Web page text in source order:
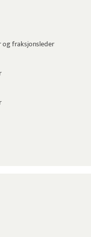
fraksjonsleder